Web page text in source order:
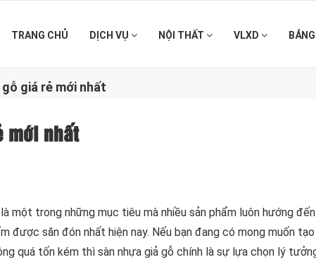
TRANG CHỦ DỊCH VỤ NỘI THẤT VLXD
giá rẻ mới nhất
mới nhất
một trong những mục tiêu mà nhiều sản phẩm luôn hướng
được săn đón nhất hiện nay. Nếu bạn đang có mong muốn
quá tốn kém thì sàn nhựa giả gỗ chính là sự lựa chọn lý